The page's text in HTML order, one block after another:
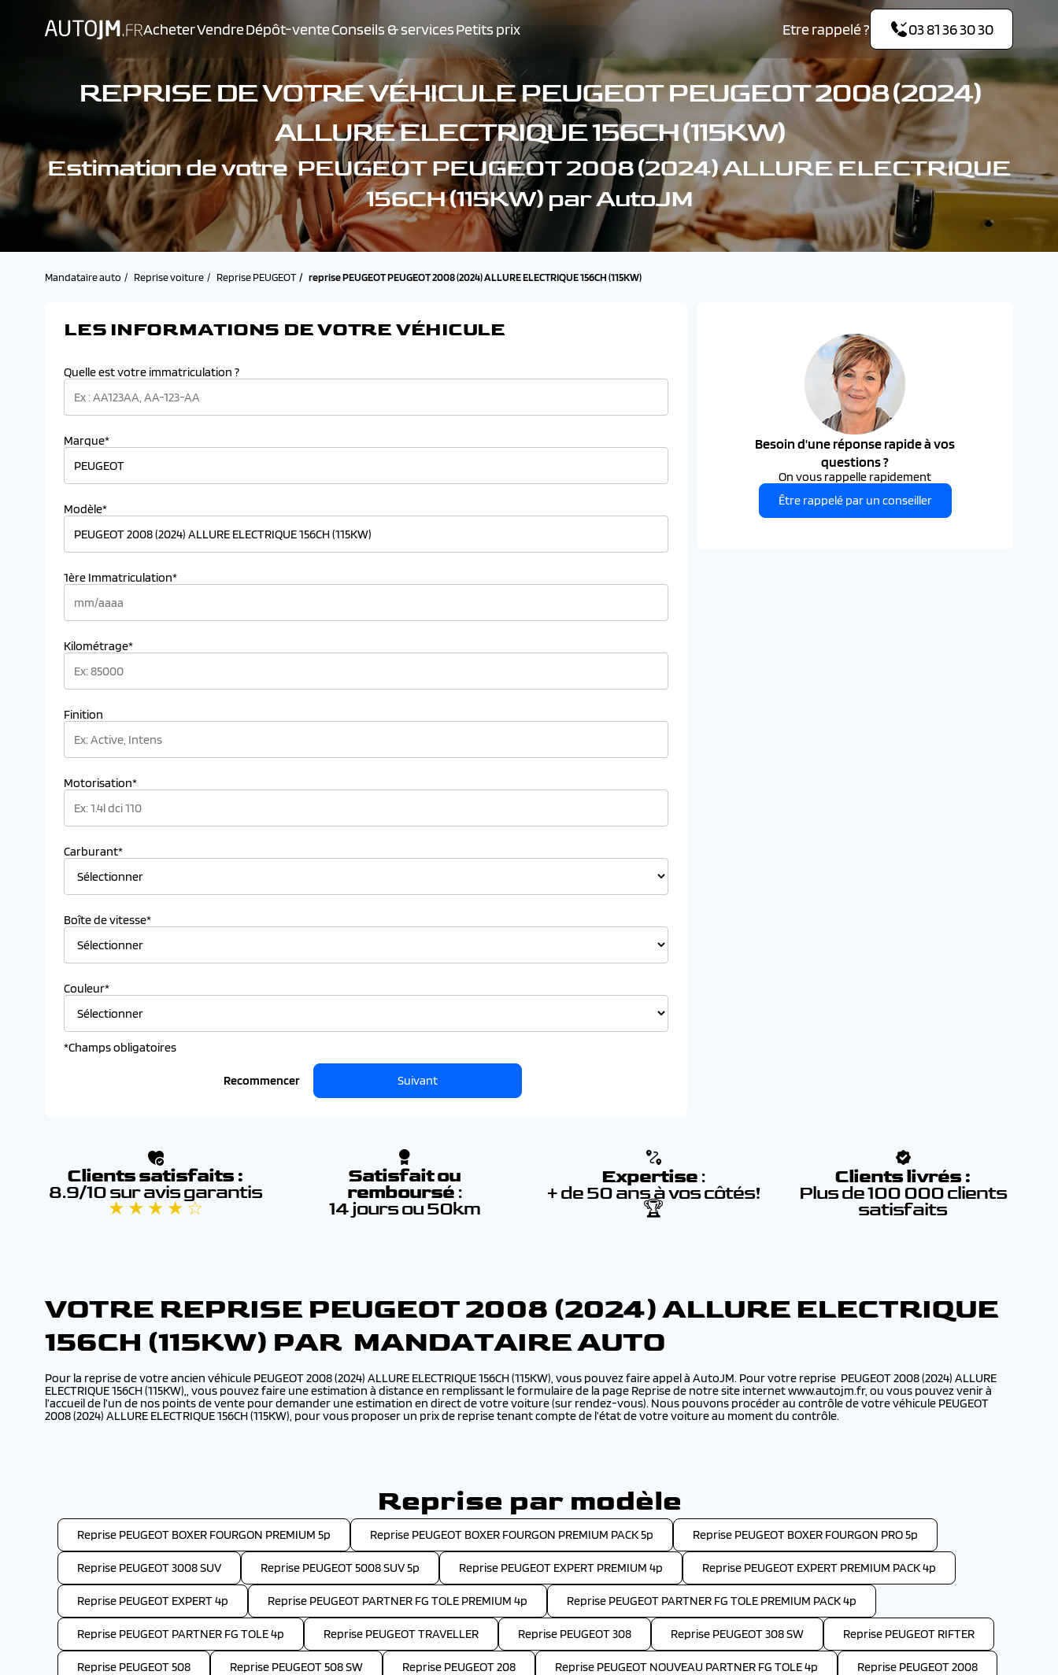
AcheterVendreDépôt-venteConseils & servicesPetits prix Etre rappelé ? 03 81 36 30 30
REPRISE DE VOTRE VÉHICULE PEUGEOT PEUGEOT 2008 (2024)
ALLURE ELECTRIQUE 156CH (115KW)
Estimation de votre PEUGEOT PEUGEOT 2008 (2024) ALLURE ELECTRIQUE
156CH (115KW) par AutoJM
Mandataire auto Reprise voiture Reprise PEUGEOT reprise PEUGEOT PEUGEOT 2008 (2024) ALLURE ELECTRIQUE 156CH (115KW)
LES INFORMATIONS DE VOTRE VÉHICULE
Quelle est votre immatriculation ?
Marque*
Modèle*
1ère Immatriculation*
Kilométrage*
Finition
Motorisation*
Carburant*
Boîte de vitesse*
Couleur*
*Champs obligatoires
Recommencer Suivant
Besoin d'une réponse rapide à vos
questions ?
On vous rappelle rapidement
Être rappelé par un conseiller
Clients satisfaits :
8.9/10 sur avis garantis
★ ★ ★ ★ ☆
Satisfait ou
remboursé :
14 jours ou 50km
Expertise :
+ de 50 ans à vos côtés!
🏆
Clients livrés :
Plus de 100 000 clients
satisfaits
VOTRE REPRISE PEUGEOT 2008 (2024) ALLURE ELECTRIQUE
156CH (115KW) PAR MANDATAIRE AUTO
Pour la reprise de votre ancien véhicule PEUGEOT 2008 (2024) ALLURE ELECTRIQUE 156CH (115KW), vous pouvez faire appel à AutoJM. Pour votre reprise PEUGEOT 2008 (2024) ALLURE
ELECTRIQUE 156CH (115KW),, vous pouvez faire une estimation à distance en remplissant le formulaire de la page Reprise de notre site internet www.autojm.fr, ou vous pouvez venir à
l’accueil de l’un de nos points de vente pour demander une estimation en direct de votre voiture (sur rendez-vous). Nous pouvons procéder au contrôle de votre véhicule PEUGEOT
2008 (2024) ALLURE ELECTRIQUE 156CH (115KW), pour vous proposer un prix de reprise tenant compte de l’état de votre voiture au moment du contrôle.
Reprise par modèle
Reprise PEUGEOT BOXER FOURGON PREMIUM 5p Reprise PEUGEOT BOXER FOURGON PREMIUM PACK 5p Reprise PEUGEOT BOXER FOURGON PRO 5p
Reprise PEUGEOT 3008 SUV Reprise PEUGEOT 5008 SUV 5p Reprise PEUGEOT EXPERT PREMIUM 4p Reprise PEUGEOT EXPERT PREMIUM PACK 4p
Reprise PEUGEOT EXPERT 4p Reprise PEUGEOT PARTNER FG TOLE PREMIUM 4p Reprise PEUGEOT PARTNER FG TOLE PREMIUM PACK 4p
Reprise PEUGEOT PARTNER FG TOLE 4p Reprise PEUGEOT TRAVELLER Reprise PEUGEOT 308 Reprise PEUGEOT 308 SW Reprise PEUGEOT RIFTER
Reprise PEUGEOT 508 Reprise PEUGEOT 508 SW Reprise PEUGEOT 208 Reprise PEUGEOT NOUVEAU PARTNER FG TOLE 4p Reprise PEUGEOT 2008